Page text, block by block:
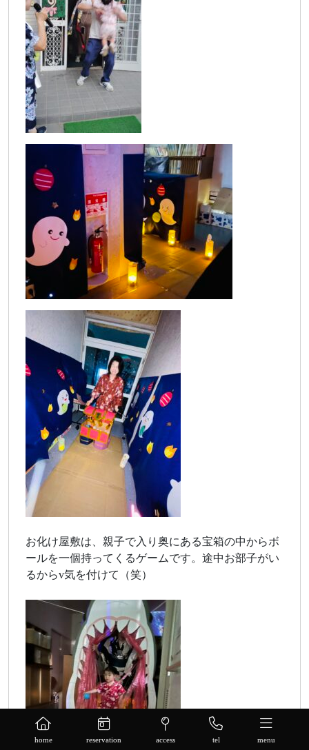
home reservation access tel menu
お化け屋敷は、親子で入り奥にある宝箱の中からボ
ールを一個持ってくるゲームです。途中お部子がい
るからv気を付けて（笑）